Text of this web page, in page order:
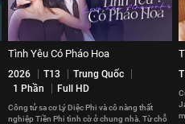
Tình Yêu Có Pháo Hoa
2026 T13
Trung Quốc
1 Phần
Full HD
Công tử sa cơ Lý Diệc Phi và cô nàng thất
nghiệp Tiền Phi tình cờ ở chung nhà. Từ chỗ